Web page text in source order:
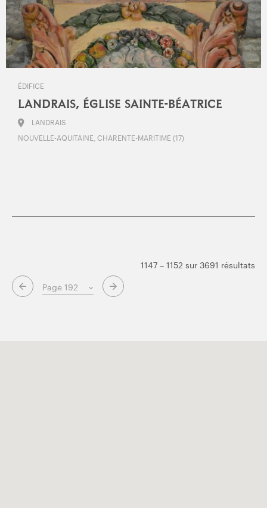
ÉDIFICE
LANDRAIS, ÉGLISE SAINTE-BÉATRICE
LANDRAIS
NOUVELLE-AQUITAINE, CHARENTE-MARITIME (17)
Page suivante
1147 – 1152 sur 3691 résultats